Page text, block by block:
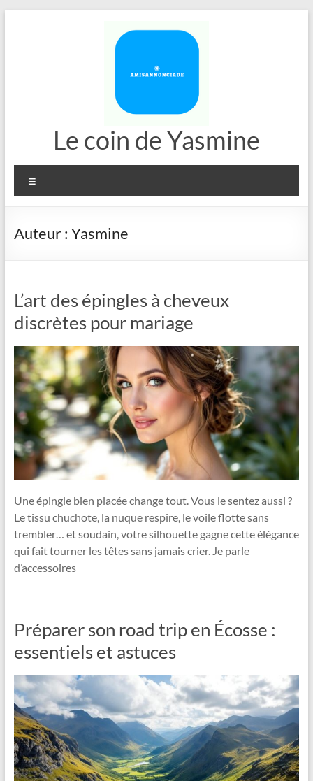
Le coin de Yasmine
Auteur : Yasmine
L’art des épingles à cheveux
discrètes pour mariage
Une épingle bien placée change tout. Vous le sentez aussi ?
Le tissu chuchote, la nuque respire, le voile flotte sans
trembler… et soudain, votre silhouette gagne cette élégance
qui fait tourner les têtes sans jamais crier. Je parle
d’accessoires
Préparer son road trip en Écosse :
essentiels et astuces